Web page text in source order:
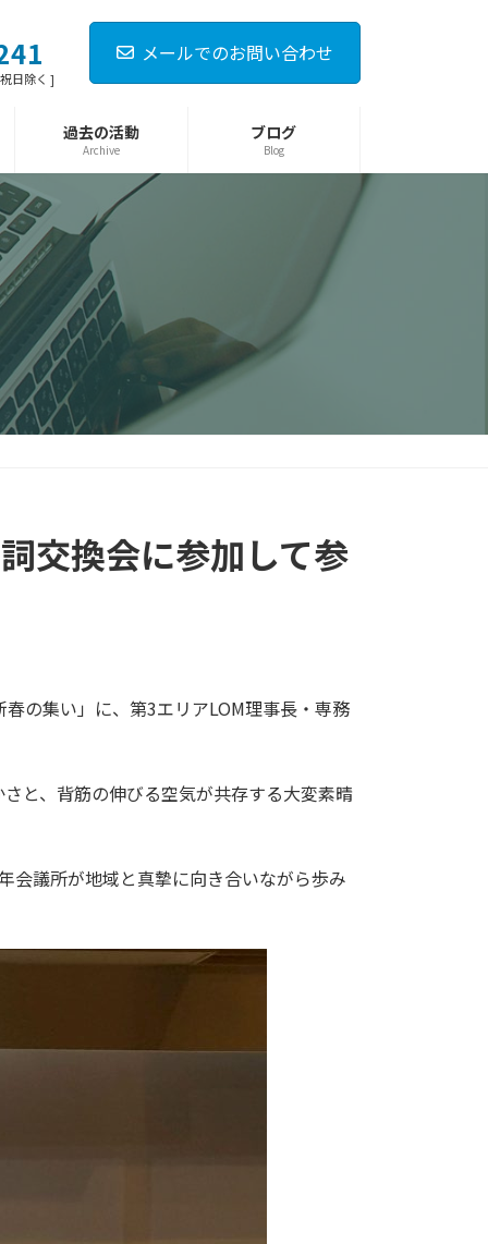
日除く ]
メールでのお問い合わせ
過去の活動
Archive
ブログ
Blog
交換会に参加して参
の集い」に、第3エリアLOM理事長・専務
と、背筋の伸びる空気が共存する大変素晴
会議所が地域と真摯に向き合いながら歩み